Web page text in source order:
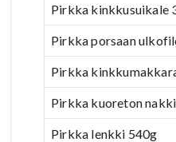
Pirkka kinkkusuikale
Pirkka porsaan
Pirkka
Pirkka kuoreton
Pirkka lenkki 540g